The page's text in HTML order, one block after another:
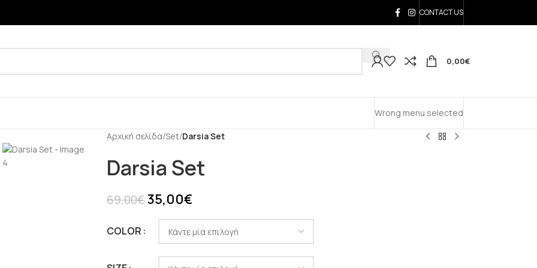
CONTACT US
0,00€
Wrong menu selected
Αρχική σελίδα/Set/Darsia Set
Darsia Set
69,00€35,00€
COLOR